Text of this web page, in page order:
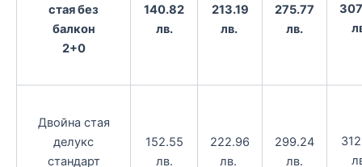
стая без
балкон
2+0
140.82
лв.
213.19
лв.
275.77
лв.
Двойна стая
делукс
стандарт
152.55
лв.
222.96
лв.
299.24
лв.